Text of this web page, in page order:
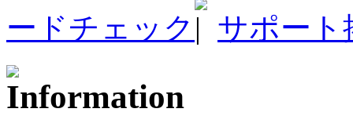
ードチェック
サポート